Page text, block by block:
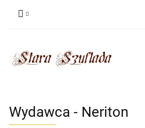
Wydawca - Neriton